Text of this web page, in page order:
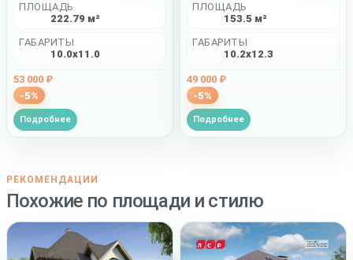
ПЛОЩАДЬ
222.79 м²
ГАБАРИТЫ
10.0x11.0
53 000 ₽
-5%
Подробнее
ПЛОЩАДЬ
153.5 м²
ГАБАРИТЫ
10.2x12.3
49 000 ₽
-5%
Подробнее
РЕКОМЕНДАЦИИ
Похожие по площади и стилю